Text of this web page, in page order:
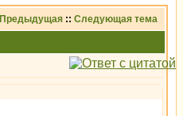
Предыдущая :: Следующая тема